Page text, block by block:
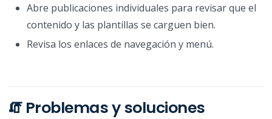
Abre publicaciones individuales para revisar que el
contenido y las plantillas se carguen bien.
Revisa los enlaces de navegación y menú.
🧯 Problemas y soluciones